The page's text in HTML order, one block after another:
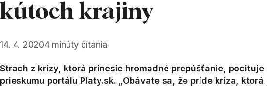
kútoch krajiny
14. 4. 20204 minúty čítania
Strach z krízy, ktorá prinesie hromadné prepúšťanie,
prieskumu portálu Platy.sk. „Obávate sa, že príde kríza,